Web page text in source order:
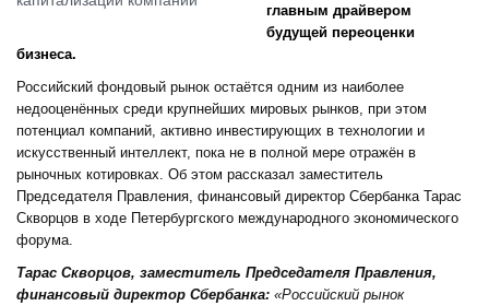
главным драйвером
будущей переоценки
бизнеса.
Российский фондовый рынок остаётся одним из наиболее
недооценённых среди крупнейших мировых рынков, при этом
потенциал компаний, активно инвестирующих в технологии и
искусственный интеллект, пока не в полной мере отражён в
рыночных котировках. Об этом рассказал заместитель
Председателя Правления, финансовый директор Сбербанка Тарас
Скворцов в ходе Петербургского международного экономического
форума.
Тарас Скворцов, заместитель Председателя Правления,
финансовый директор Сбербанка: «Российский рынок